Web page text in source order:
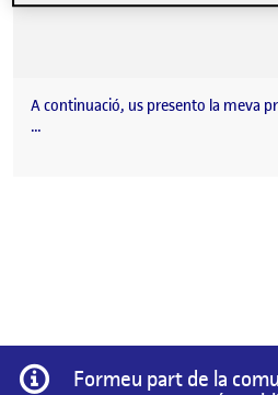
A continuació, us presento la meva
…
Informació
Formeu part de la